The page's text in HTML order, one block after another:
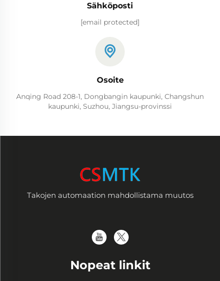
Sähköposti
[email protected]
Osoite
Anqing Road 208-1, Dongbangin kaupunki, Changshun
kaupunki, Suzhou, Jiangsu-provinssi
Takojen automaation mahdollistama muutos
Nopeat linkit